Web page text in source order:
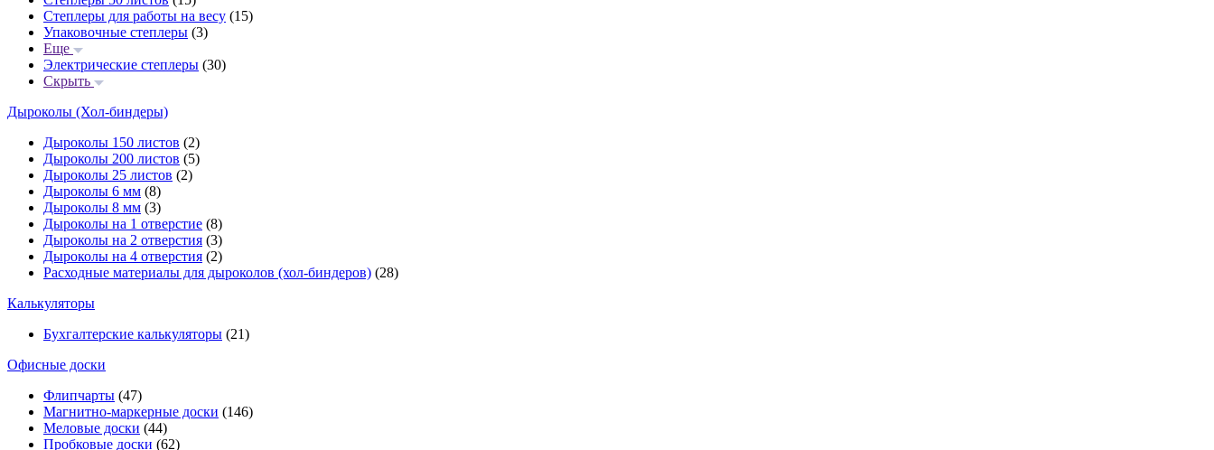
Степлеры для работы на весу (15)
Упаковочные степлеры (3)
Еще
Электрические степлеры (30)
Скрыть
Дыроколы (Хол-биндеры)
Дыроколы 150 листов (2)
Дыроколы 200 листов (5)
Дыроколы 25 листов (2)
Дыроколы 6 мм (8)
Дыроколы 8 мм (3)
Дыроколы на 1 отверстие (8)
Дыроколы на 2 отверстия (3)
Дыроколы на 4 отверстия (2)
Расходные материалы для дыроколов (хол-биндеров) (28)
Калькуляторы
Бухгалтерские калькуляторы (21)
Офисные доски
Флипчарты (47)
Магнитно-маркерные доски (146)
Меловые доски (44)
Пробковые доски (62)